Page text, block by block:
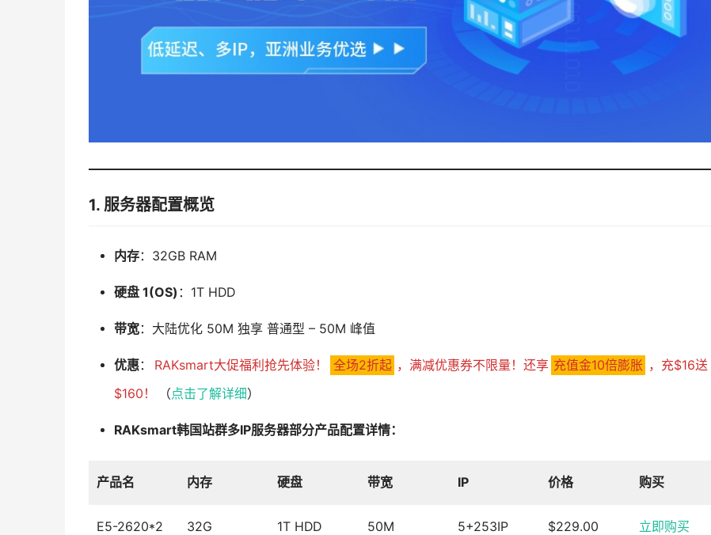
1. 服务器配置概览
内存：32GB RAM
硬盘 1(OS) ：1T HDD
带宽：大陆优化 50M 独享 普通型 – 50M 峰值
优惠： RAKsmart大促福利抢先体验！ 全场2折起 ，满减优惠券不限量！还享 充值金10倍膨胀 ，充$16送
$160！
（点击了解详细）
RAKsmart韩国站群多IP服务器部分产品配置详情：
产品名 内存 硬盘 带宽 IP 价格 购买
E5-2620*2 32G 1T HDD 50M 5+253IP $229.00 立即购买